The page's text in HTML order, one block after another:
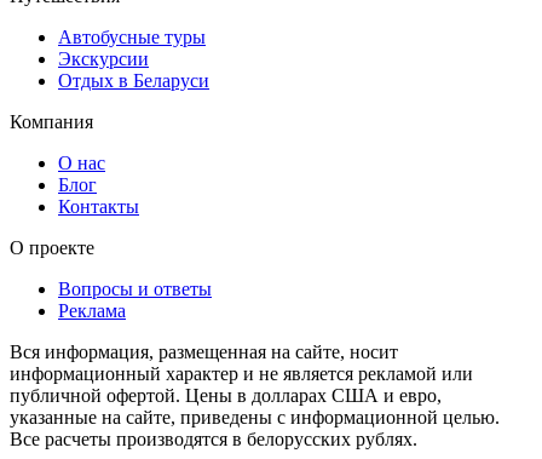
Автобусные туры
Экскурсии
Отдых в Беларуси
Компания
О нас
Блог
Контакты
О проекте
Вопросы и ответы
Реклама
Вся информация, размещенная на сайте, носит
информационный характер и не является рекламой или
публичной офертой. Цены в долларах США и евро,
указанные на сайте, приведены с информационной целью.
Все расчеты производятся в белорусских рублях.